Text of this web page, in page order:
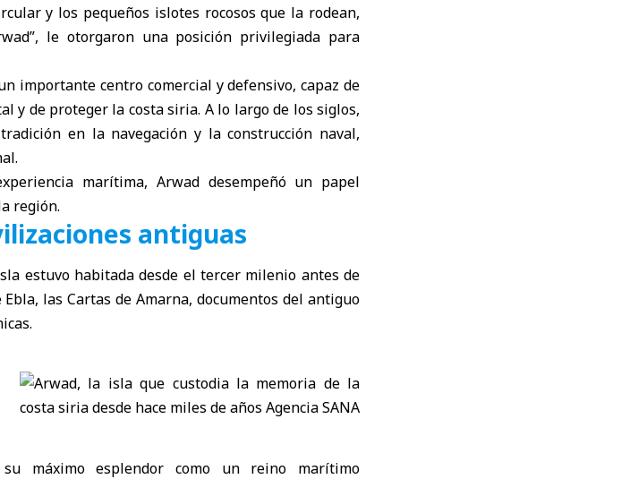
y los pequeños islotes rocosos que la rodean,
le otorgaron una posición privilegiada para
importante centro comercial y defensivo, capaz de
de proteger la costa siria. A lo largo de los siglos,
en la navegación y la construcción naval,
marítima, Arwad desempeñó un papel
región.
antiguas
estuvo habitada desde el tercer milenio antes de
las Cartas de Amarna, documentos del antiguo
máximo esplendor como un reino marítimo